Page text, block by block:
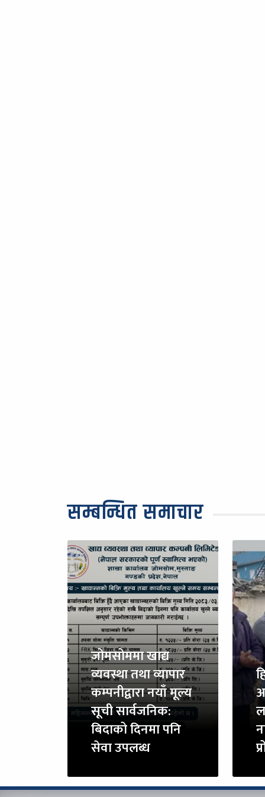
सम्बन्धित समाचार
जोमसोममा खाद्य
व्यवस्था तथा व्यापार
कम्पनीद्वारा नयाँ मूल्य
सूची सार्वजनिक:
बिदाको दिनमा पनि
सेवा उपलब्ध